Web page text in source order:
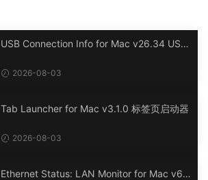
USB Connection Info for Mac v26.34 USB
2026-08-03
Tab Launcher for Mac v3.1.0 标签页启动器
2026-08-03
Ethernet Status: LAN Monitor for Mac v6.